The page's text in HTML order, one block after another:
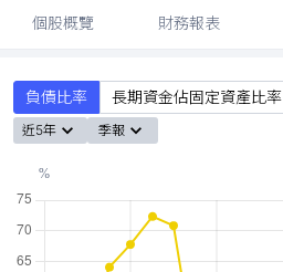
個股概覽 財務報表
負債比率 長期資金佔固定資產比率
近5年 季報